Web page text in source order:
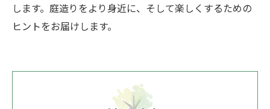
します。庭造りをより身近に、そして楽しくするための
ヒントをお届けします。